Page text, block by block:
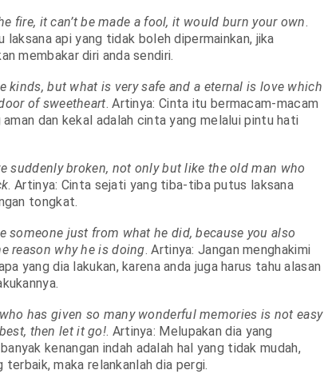
fire, it can’t be made a fool, it would burn your own.
laksana api yang tidak boleh dipermainkan, jika
membakar diri anda sendiri.
kinds, but what is very safe and a eternal is love which
of sweetheart. Artinya: Cinta itu bermacam-macam
dan kekal adalah cinta yang melalui pintu hati
suddenly broken, not only but like the old man who
. Artinya: Cinta sejati yang tiba-tiba putus laksana
tongkat.
someone just from what he did, because you also
reason why he is doing. Artinya: Jangan menghakimi
yang dia lakukan, karena anda juga harus tahu alasan
has given so many wonderful memories is not easy
then let it go!. Artinya: Melupakan dia yang
kenangan indah adalah hal yang tidak mudah,
terbaik, maka relankanlah dia pergi.